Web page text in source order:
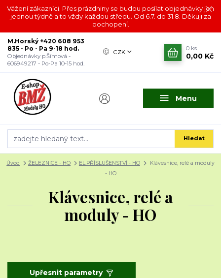
Vážení zákazníci. Přes prázdniny se budou posílat objednávky jen
jednou týdně a to vždy každou středu. Od 6.7. do 31.8. Děkuji za
pochopení.
Menu
CZK
Hledat
M.Horský +420 608 953
835 - Po - Pa 9-18 hod.
Objednávky p.Šímová -
606949217 - Po-Pa 10-15 hod.
0 ks
0,00 Kč
Úvod ŽELEZNICE - HO EL.PŘÍSLUŠENSTVÍ - HO
Klávesnice, relé a moduly
- HO
Klávesnice, relé a
moduly - HO
Upřesnit parametry